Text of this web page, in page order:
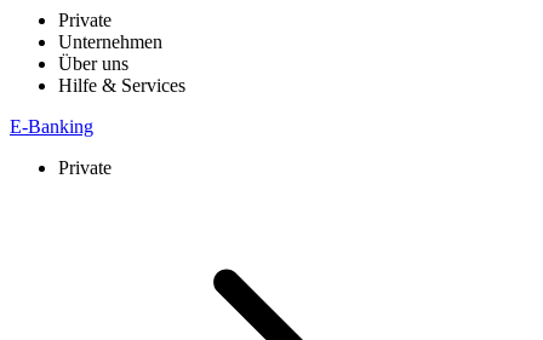
Private
Unternehmen
Über uns
Hilfe & Services
E-Banking
Private